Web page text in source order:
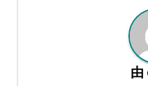
由